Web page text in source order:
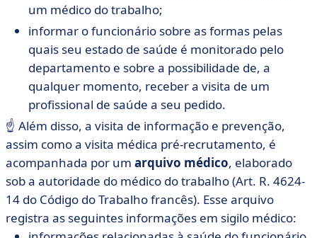
um médico do trabalho;
informar o funcionário sobre as formas pelas
quais seu estado de saúde é monitorado pelo
departamento e sobre a possibilidade de, a
qualquer momento, receber a visita de um
profissional de saúde a seu pedido.
☝️ Além disso, a visita de informação e prevenção,
assim como a visita médica pré-recrutamento, é
acompanhada por um arquivo médico, elaborado
sob a autoridade do médico do trabalho (Art. R. 4624-
14 do Código do Trabalho francês). Esse arquivo
registra as seguintes informações em sigilo médico: